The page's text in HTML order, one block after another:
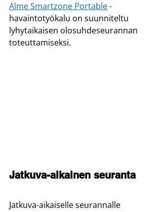
Alme Smartzone Portable -
havaintotyökalu on suunniteltu
lyhytaikaisen olosuhdeseurannan
toteuttamiseksi.
Jatkuva-aikainen seuranta
Jatkuva-aikaiselle seurannalle